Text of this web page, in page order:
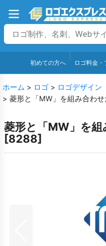
初めての方へ ロゴ料金・
ホーム > ロゴ > ロゴデザイン
> 菱形と「MW」を組み合わ
菱形と「MW」を
[8288]